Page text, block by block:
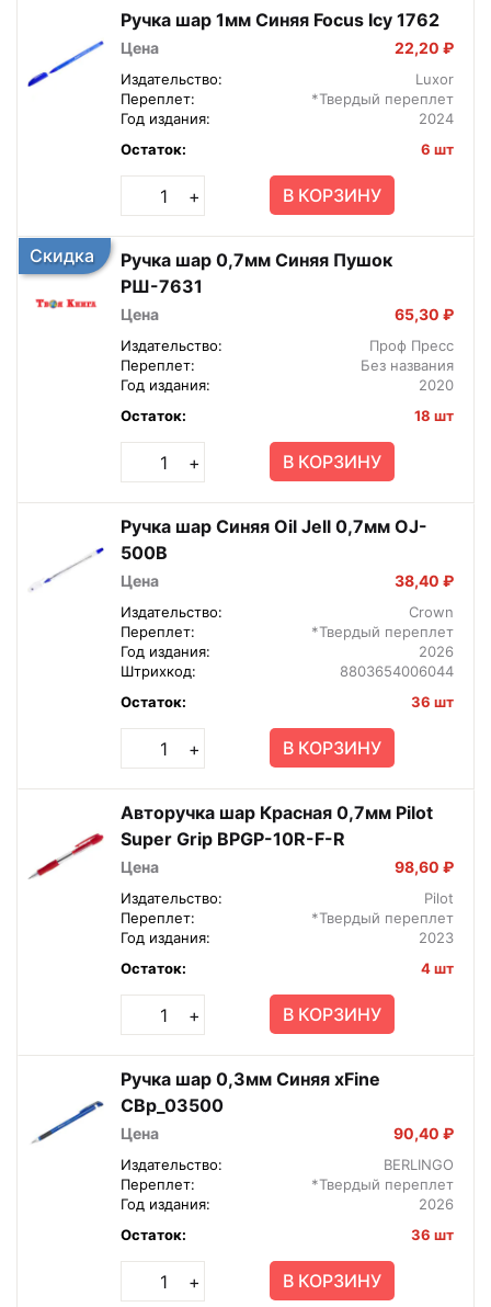
Ручка шар 1мм Синяя Focus Icy 1762
Цена 22,20 ₽
Издательство:
Luxor
Переплет:
*Твердый переплет
Год издания:
2024
Остаток:
6 шт
+ В КОРЗИНУ
Скидка
Ручка шар 0,7мм Синяя Пушок
РШ-7631
Цена 65,30 ₽
Издательство:
Проф Пресс
Переплет:
Без названия
Год издания:
2020
Остаток:
18 шт
+ В КОРЗИНУ
Ручка шар Синяя Oil Jell 0,7мм OJ-
500B
Цена 38,40 ₽
Издательство:
Crown
Переплет:
*Твердый переплет
Год издания:
2026
Штрихкод:
8803654006044
Остаток:
36 шт
+ В КОРЗИНУ
Авторучка шар Красная 0,7мм Pilot
Super Grip BPGP-10R-F-R
Цена 98,60 ₽
Издательство:
Pilot
Переплет:
*Твердый переплет
Год издания:
2023
Остаток:
4 шт
+ В КОРЗИНУ
Ручка шар 0,3мм Синяя xFine
CBp_03500
Цена 90,40 ₽
Издательство:
BERLINGO
Переплет:
*Твердый переплет
Год издания:
2026
Остаток:
36 шт
+ В КОРЗИНУ